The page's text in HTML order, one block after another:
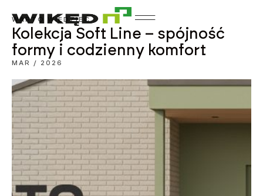
WARTO WIEDZIEĆ
Kolekcja Soft Line – spójność
formy i codzienny komfort
MAR / 2026